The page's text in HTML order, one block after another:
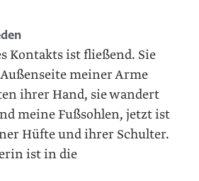
Kontakts ist fließend. Sie
meiner Arme
ihrer Hand, sie wandert
meine Fußsohlen, jetzt ist
Hüfte und ihrer Schulter.
ist in die